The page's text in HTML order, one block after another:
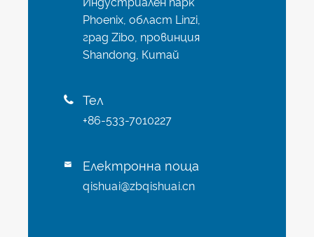
Phoenix, област Linzi,
град Zibo, провинция
Shandong, Китай
 Тел
+86-533-7010227
 Електронна поща
qishuai@zbqishuai.cn